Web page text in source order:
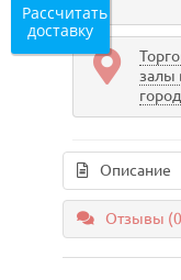
залы
Описание
Отзывы
Рассчитать
доставку